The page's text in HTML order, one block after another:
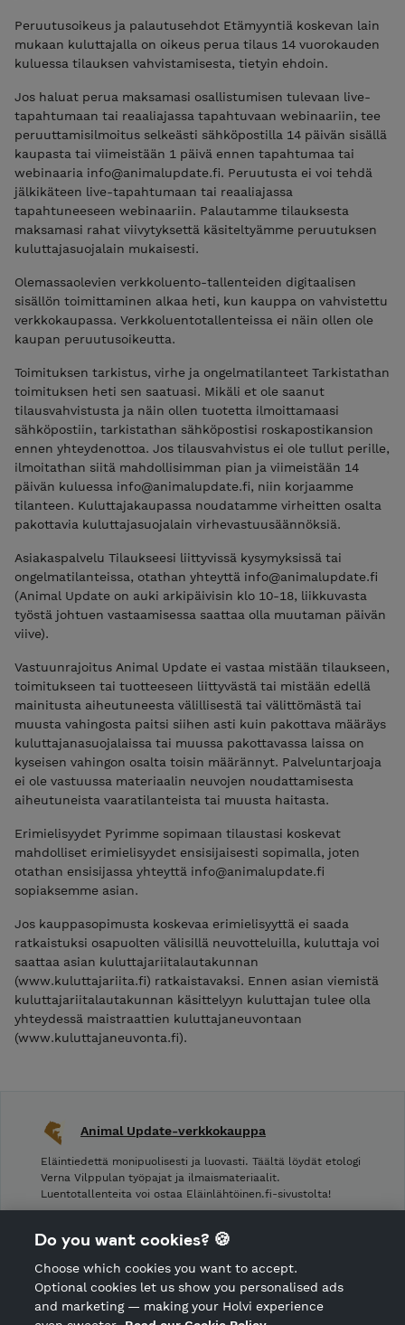
Peruutusoikeus ja palautusehdot Etämyyntiä koskevan lain
mukaan kuluttajalla on oikeus perua tilaus 14 vuorokauden
kuluessa tilauksen vahvistamisesta, tietyin ehdoin.
Jos haluat perua maksamasi osallistumisen tulevaan live-
tapahtumaan tai reaaliajassa tapahtuvaan webinaariin, tee
peruuttamisilmoitus selkeästi sähköpostilla 14 päivän sisällä
kaupasta tai viimeistään 1 päivä ennen tapahtumaa tai
webinaaria info@animalupdate.fi. Peruutusta ei voi tehdä
jälkikäteen live-tapahtumaan tai reaaliajassa
tapahtuneeseen webinaariin. Palautamme tilauksesta
maksamasi rahat viivytyksettä käsiteltyämme peruutuksen
kuluttajasuojalain mukaisesti.
Olemassaolevien verkkoluento-tallenteiden digitaalisen
sisällön toimittaminen alkaa heti, kun kauppa on vahvistettu
verkkokaupassa. Verkkoluentotallenteissa ei näin ollen ole
kaupan peruutusoikeutta.
Toimituksen tarkistus, virhe ja ongelmatilanteet Tarkistathan
toimituksen heti sen saatuasi. Mikäli et ole saanut
tilausvahvistusta ja näin ollen tuotetta ilmoittamaasi
sähköpostiin, tarkistathan sähköpostisi roskapostikansion
ennen yhteydenottoa. Jos tilausvahvistus ei ole tullut perille,
ilmoitathan siitä mahdollisimman pian ja viimeistään 14
päivän kuluessa info@animalupdate.fi, niin korjaamme
tilanteen. Kuluttajakaupassa noudatamme virheitten osalta
pakottavia kuluttajasuojalain virhevastuusäännöksiä.
Asiakaspalvelu Tilaukseesi liittyvissä kysymyksissä tai
ongelmatilanteissa, otathan yhteyttä info@animalupdate.fi
(Animal Update on auki arkipäivisin klo 10-18, liikkuvasta
työstä johtuen vastaamisessa saattaa olla muutaman päivän
viive).
Vastuunrajoitus Animal Update ei vastaa mistään tilaukseen,
toimitukseen tai tuotteeseen liittyvästä tai mistään edellä
mainitusta aiheutuneesta välillisestä tai välittömästä tai
muusta vahingosta paitsi siihen asti kuin pakottava määräys
kuluttajanasuojalaissa tai muussa pakottavassa laissa on
kyseisen vahingon osalta toisin määrännyt. Palveluntarjoaja
ei ole vastuussa materiaalin neuvojen noudattamisesta
aiheutuneista vaaratilanteista tai muusta haitasta.
Erimielisyydet Pyrimme sopimaan tilaustasi koskevat
mahdolliset erimielisyydet ensisijaisesti sopimalla, joten
otathan ensisijassa yhteyttä info@animalupdate.fi
sopiaksemme asian.
Jos kauppasopimusta koskevaa erimielisyyttä ei saada
ratkaistuksi osapuolten välisillä neuvotteluilla, kuluttaja voi
saattaa asian kuluttajariitalautakunnan
(www.kuluttajariita.fi) ratkaistavaksi. Ennen asian viemistä
kuluttajariitalautakunnan käsittelyyn kuluttajan tulee olla
yhteydessä maistraattien kuluttajaneuvontaan
(www.kuluttajaneuvonta.fi).
Animal Update-verkkokauppa
Eläintiedettä monipuolisesti ja luovasti. Täältä löydät etologi
Verna Vilppulan työpajat ja ilmaismateriaalit.
Luentotallenteita voi ostaa Eläinlähtöinen.fi-sivustolta!
Shop privacy policy
CANCEL ORDER
Do you want cookies? 🍪
Choose which cookies you want to accept.
Optional cookies let us show you personalised ads
and marketing — making your Holvi experience